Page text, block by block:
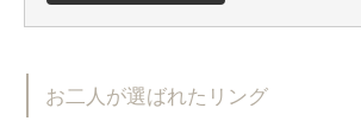
お二人が選ばれたリング